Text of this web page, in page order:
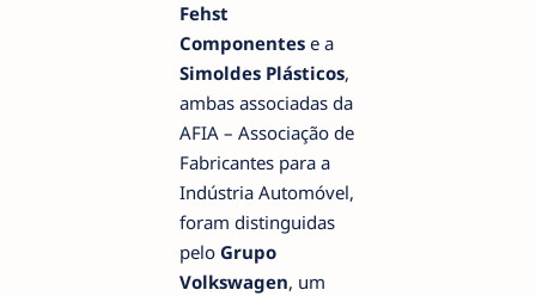
Fehst
Componentes e a
Simoldes Plásticos,
ambas associadas da
AFIA – Associação de
Fabricantes para a
Indústria Automóvel,
foram distinguidas
pelo Grupo
Volkswagen, um